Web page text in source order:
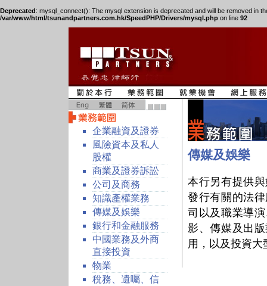
Deprecated: mysql_connect(): The mysql extension is deprecated and will be removed in
/var/www/html/tsunandpartners.com.hk/SpeedPHP/Drivers/mysql.php on line 92
企業融資及證券
風險資本及私人
股權
商業及證券訴訟
公司及商務
知識產權業務
傳媒及娛樂
銀行和金融服務
中國業務及外商
直接投資
物業
稅務、遺囑、信
傳媒及娛樂
本行另有提供
發行有關的法
司以及職業導
影、傳媒及出
用，以及投資大